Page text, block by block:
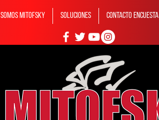
Somos MITOFSKY Soluciones Contacto Encuesta